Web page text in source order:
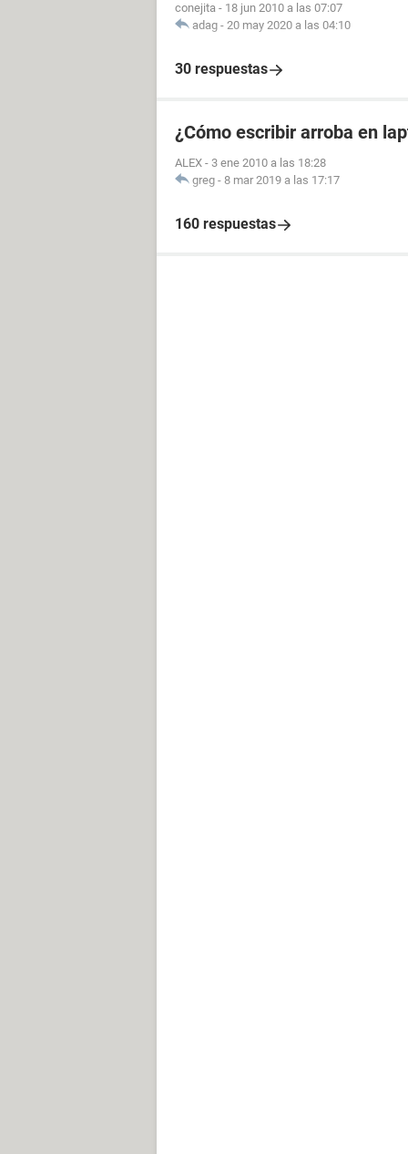
conejita - 18 jun 2010 a las 07:07
adag - 20 may 2020 a las 04:10
30 respuestas
¿Cómo escribir arroba en
ALEX - 3 ene 2010 a las 18:28
greg - 8 mar 2019 a las 17:17
160 respuestas